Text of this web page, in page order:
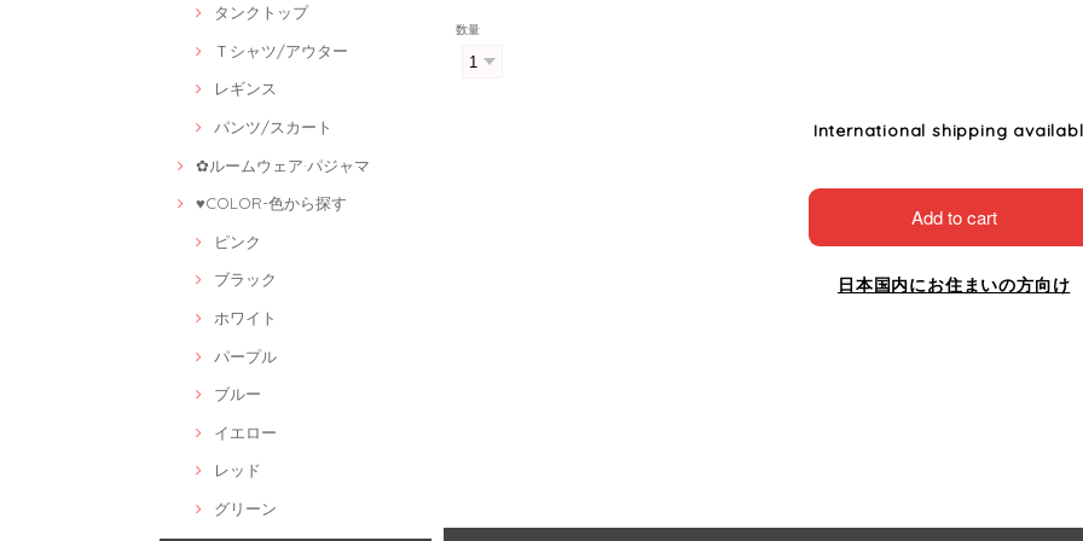
タンクトップ
Ｔシャツ/アウター
レギンス
パンツ/スカート
✿ルームウェア·パジャマ
♥COLOR-色から探す
ピンク
ブラック
ホワイト
パープル
ブルー
イエロー
レッド
グリーン
数量
International shipping
Add to cart
日本国内にお住まいの方向け